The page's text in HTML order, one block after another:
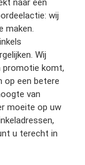
wij
maken.
Wij
promotie komt,
op een betere
van
moeite op uw
u terecht in